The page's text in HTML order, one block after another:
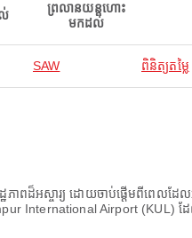
ព្រលានយន្តហោះ
មកដល់
SAW ពិនិត្យតម្លៃ
ពដ៏អស្ចារ្យ ដោយចាប់ផ្តើមពីពេលដែល
International Airport (KUL) ដ